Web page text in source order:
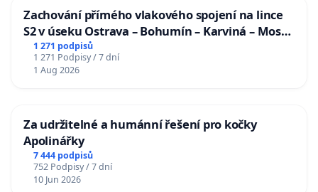
Zachování přímého vlakového spojení na lince
S2 v úseku Ostrava – Bohumín – Karviná – Mosty
u Jablunkova
1 271 podpisů
1 271 Podpisy / 7 dní
1 Aug 2026
Za udržitelné a humánní řešení pro kočky
Apolinářky
7 444 podpisů
752 Podpisy / 7 dní
10 Jun 2026